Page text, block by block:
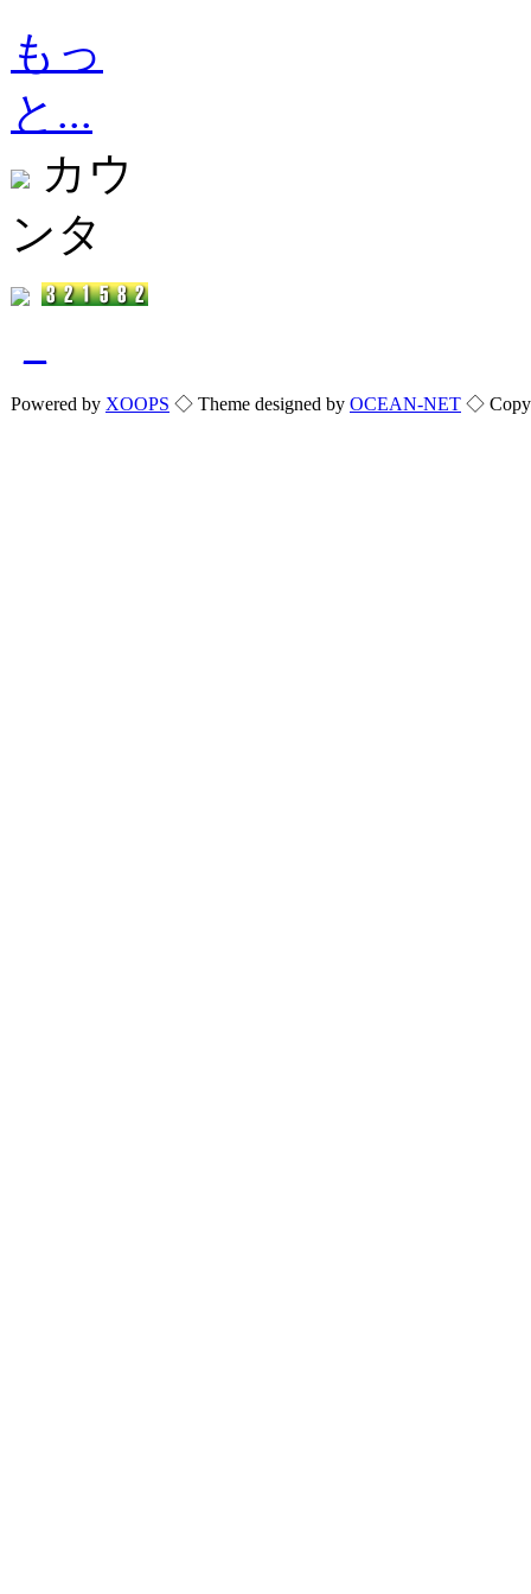
もっ
と...
カウ
ンタ
Powered by XOOPS ◇ Theme designed by OCEAN-NET ◇